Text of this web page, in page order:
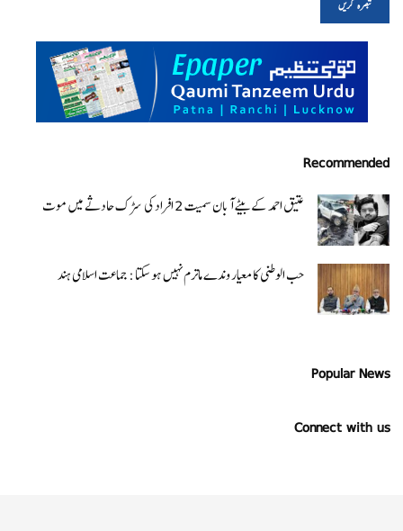
Recommended
عتیق احمد کے بیٹے آبان سمیت 2 افراد کی سڑک حادثے میں موت
حب الوطنی کا معیار وندے ماترم نہیں ہو سکتا : جماعت اسلامی ہند
Popular News
Connect with us